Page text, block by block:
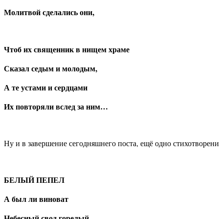
Молитвой сделались они,
Чтоб их священник в нищем храме
Сказал седым и молодым,
А те устами и сердцами
Их повторяли вслед за ним…
Ну и в завершение сегодняшнего поста, ещё одно
БЕЛЫЙ ПЕПЕЛ
А был ли виноват